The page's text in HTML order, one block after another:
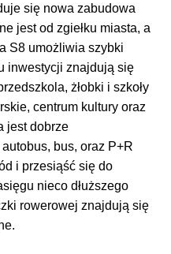
się nowa zabudowa
jest od zgiełku miasta, a
S8 umożliwia szybki
inwestycji znajdują się
żłobki i szkoły
centrum kultury oraz
jest dobrze
bus, oraz P+R
i przesiąść się do
nieco dłuższego
rowerowej znajdują się